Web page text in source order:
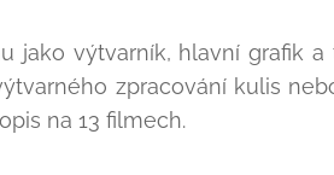
jako výtvarník, hlavní grafik
zpracování kulis
na 13 filmech.